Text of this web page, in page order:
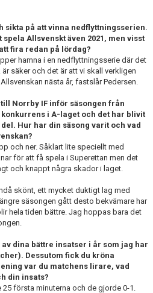
sikta på att vinna nedflyttningsserien.
Allsvenskt även 2021, men visst
fira redan på lördag?
hamna i en nedflyttningsserie där det
säker och det är att vi skall verkligen
nästa år, fastslår Pedersen.
Norrby IF inför säsongen från
konkurrens i A-laget och det har blivit
Hur har din säsong varit och vad
och ner. Såklart lite speciellt med
för att få spela i Superettan men det
och knappt några skador i laget.
skönt, ett mycket duktigt lag med
säsongen gått desto bekvämare har
hela tiden bättre. Jag hoppas bara det
dina bättre insatser i år som jag har
Dessutom fick du kröna
var du matchens lirare, vad
din insats?
första minuterna och de gjorde 0-1.